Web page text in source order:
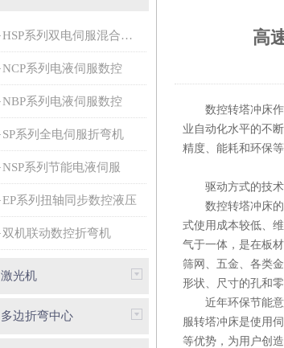
HSP系列双电伺服混合动力
NCP系列电液伺服数控
NBP系列电液伺服数控
SP系列全电伺服折弯机
NSP系列节能电液伺服
EP系列扭轴同步数控液压
双机联动数控折弯机
激光机
多边折弯中心
高
数控转塔冲床作
业自动化水平的不
精度、能耗和环保
驱动方式的技术
数控转塔冲床的
式使用成本较低、
气于一体，是在板
筛网、五金、各类
形状、尺寸的孔和
近年环保节能意
服转塔冲床是使用
等优势，为用户创